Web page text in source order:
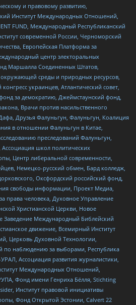
и правовому развитию,
Институт Международных Отношений,
FUND, Международный Республиканский
современной России, Черноморский
Европейская Платформа за
центр электоральных
Маршалла Соединенных Штатов,
среды и природных ресурсов,
украинцев, Атлантический совет,
за демократию, Джеймстаунский фонд,
Врачи против насильственного
Друзья Фалуньгун, Фалуньгун, Коалиция
в отношении Фалуньгун в Китае,
преследований Фалуньгун,
школ политических
Центр либеральной современности,
Немецко-русский обмен, Бард колледж,
Оксфордский российский фонд,
свободы информации, Проект Медиа,
права человека, Духовное Управление
Христианской Церкви, Новое
Заведение Международный Библейский
движение, Всемирный Институт
Церковь Духовной Технологии,
по наблюдению за выборами, Республика
Ассоциация развития журналистики,
Международных Отношений,
Фонд имени Генриха Бёлля, Stichting
Институт правовой инициативы
Фонд Открытой Эстонии, Calvert 22